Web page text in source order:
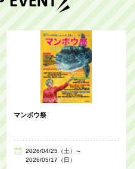
マンボウ祭
2026/04/25（土）～
2026/05/17（日）